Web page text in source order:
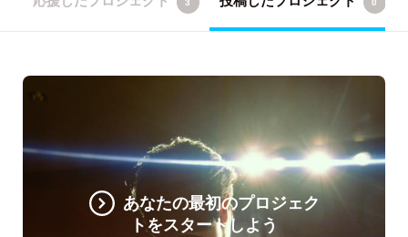
あなたの最初のプロジェク
トをスタートしよう